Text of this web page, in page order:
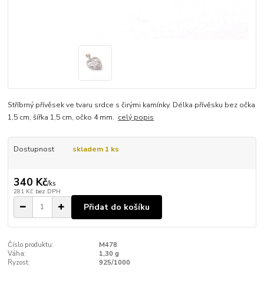
Stříbrný přívěsek ve tvaru srdce s čirými kamínky. Délka přívěsku bez očka
1,5 cm, šířka 1,5 cm, očko 4 mm. celý popis
Dostupnost skladem 1 ks
340 Kč/ks
281 Kč bez DPH
Přidat do košíku
Číslo produktu:
M478
Váha:
1,30 g
Ryzost:
925/1000